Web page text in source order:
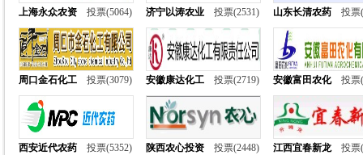
上海永众农资 投票(5064) 济宁以涛农业 投票(2531) 山东长清农药 投票
周口金石化工 投票(3079) 安徽康达化工 投票(2719) 安徽富田农化 投票
西安近代农药 投票(5352) 陕西农心投资 投票(2448) 江西宜春新龙 投票